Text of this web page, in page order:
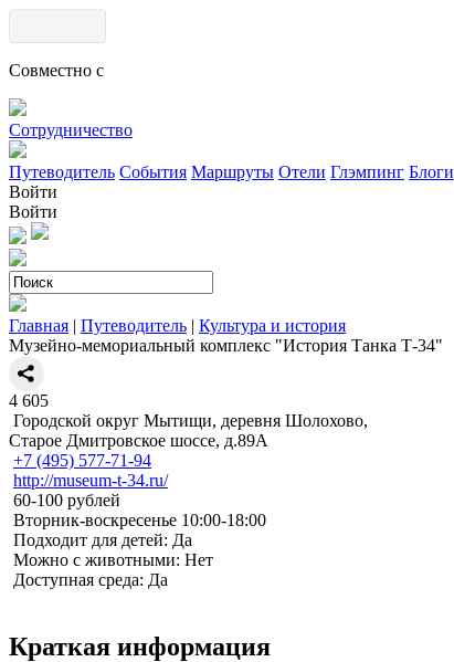
Совместно с
Сотрудничество
Путеводитель События Маршруты Отели Глэмпинг Блоги
Войти
Войти
Главная | Путеводитель | Культура и история
Музейно-мемориальный комплекс "История Танка Т-34"
4 605
Городской округ Мытищи, деревня Шолохово,
Старое Дмитровское шоссе, д.89А
+7 (495) 577-71-94
http://museum-t-34.ru/
60-100 рублей
Вторник-воскресенье 10:00-18:00
Подходит для детей: Да
Можно с животными: Нет
Доступная среда: Да
Краткая информация